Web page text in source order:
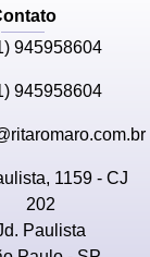
945958604
945958604
1159 - CJ
202
Paulista